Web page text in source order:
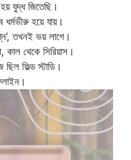
যুদ্ধ জিতেছি।
ধর্মভীরু হয়ে যায়।
তখনই ভয় লাগে।
থেকে সিরিয়াস।
ফিল্ড স্টাডি।